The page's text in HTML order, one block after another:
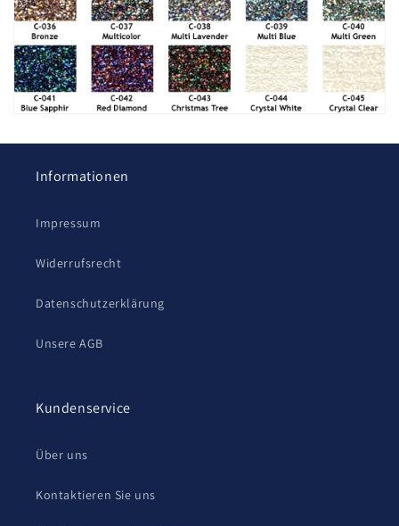
Informationen
Impressum
Widerrufsrecht
Datenschutzerklärung
Unsere AGB
Kundenservice
Über uns
Kontaktieren Sie uns